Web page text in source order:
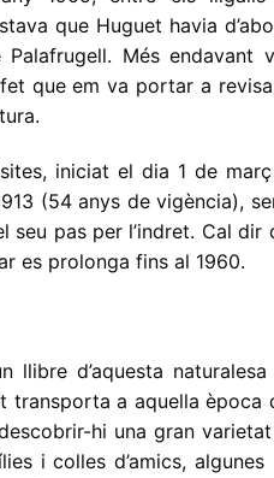
que Huguet havia
Més endavant
que em va portar a
iniciat el dia 1 de
(54 anys de vigència),
pas per l’indret. Cal dir
es prolonga fins al 1960.
llibre d’aquesta
transporta a aquella època
hi una gran
i colles d’amics, algunes